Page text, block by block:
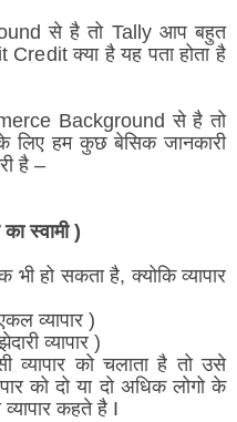
से है तो Tally आप बहुत
क्या है यह पता होता है
Background से है तो
हम कुछ बेसिक जानकारी
है –
स्वामी )
हो सकता है, क्योकि व्यापार
व्यापार )
व्यापार )
व्यापार को चलाता है तो उसे
को दो या दो अधिक लोगो के
व्यापार कहते है I